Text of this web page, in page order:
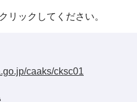
リックしてください。
caaks/cksc01